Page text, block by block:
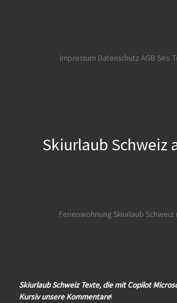
Impressum Datenschutz AGB Seo
Skiurlaub Schweiz
Ferienwohnung Skiurlaub Schweiz
Skiurlaub Schweiz Texte, die mit Copilot
Kursiv unsere Kommentare!